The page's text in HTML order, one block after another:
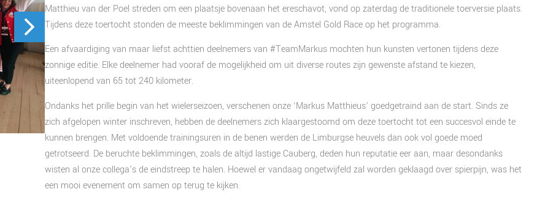
Matthieu van der Poel streden om een plaatsje bovenaan het ereschavot, vond op zaterdag de traditionele toerversie plaats.
Tijdens deze toertocht stonden de meeste beklimmingen van de Amstel Gold Race op het programma.
Een afvaardiging van maar liefst achttien deelnemers van #TeamMarkus mochten hun kunsten vertonen tijdens deze
zonnige editie. Elke deelnemer had vooraf de mogelijkheid om uit diverse routes zijn gewenste afstand te kiezen,
uiteenlopend van 65 tot 240 kilometer.
Ondanks het prille begin van het wielerseizoen, verschenen onze ‘Markus Matthieus’ goedgetraind aan de start. Sinds ze
zich afgelopen winter inschreven, hebben de deelnemers zich klaargestoomd om deze toertocht tot een succesvol einde te
kunnen brengen. Met voldoende trainingsuren in de benen werden de Limburgse heuvels dan ook vol goede moed
getrotseerd. De beruchte beklimmingen, zoals de altijd lastige Cauberg, deden hun reputatie eer aan, maar desondanks
wisten al onze collega’s de eindstreep te halen. Hoewel er vandaag ongetwijfeld zal worden geklaagd over spierpijn, was het
een mooi evenement om samen op terug te kijken.